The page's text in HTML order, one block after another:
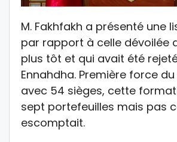
M. Fakhfakh a présenté une
par rapport à celle dévoilée
plus tôt et qui avait été
Ennahdha. Première force
avec 54 sièges, cette
sept portefeuilles mais pas
escomptait.